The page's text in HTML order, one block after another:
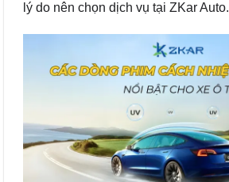
lý do nên chọn dịch vụ tại ZKar Auto.